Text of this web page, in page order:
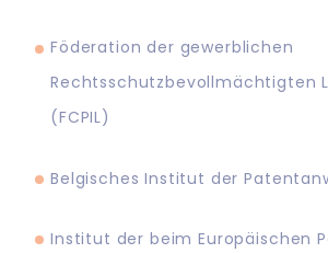
Föderation der gewerblichen
Rechtsschutzbevollmächtigten
(FCPIL)
Belgisches Institut der
Institut der beim Europäischen